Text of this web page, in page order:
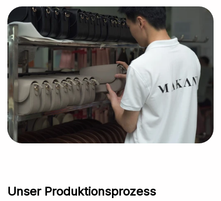
Unser Produktionsprozess